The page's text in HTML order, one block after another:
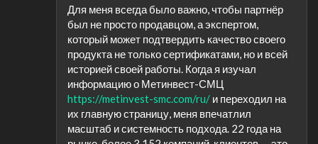
Для меня всегда было важно, чтобы партнёр
был не просто продавцом, а экспертом,
который может подтвердить качество своего
продукта не только сертификатами, но и всей
историей своей работы. Когда я изучал
информацию о Метинвест-СМЦ
https://metinvest-smc.com/ru/ и переходил на
их главную страницу, меня впечатлил
масштаб и системность подхода. 22 года на